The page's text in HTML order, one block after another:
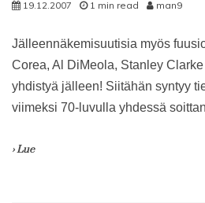
19.12.2007 1 min read man9
Jälleennäkemisuutisia myös
Corea, Al DiMeola, Stanley
yhdistyä jälleen! Siitähän syntyy
viimeksi 70-luvulla yhdessä
› Lue